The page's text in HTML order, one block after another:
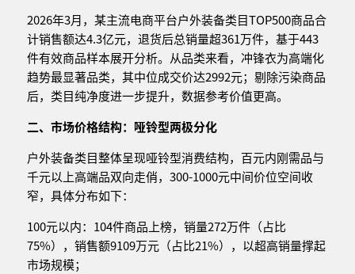
2026年3月，某主流电商平台户外装备类目TOP500商品合
计销售额达4.3亿元，退货后总销量超361万件，基于443
件有效商品样本展开分析。从品类来看，冲锋衣为高端化
趋势最显著品类，其中位成交价达2992元；剔除污染商品
后，类目纯净度进一步提升，数据参考价值更高。
二、市场价格结构：哑铃型两极分化
户外装备类目整体呈现哑铃型消费结构，百元内刚需品与
千元以上高端品双向走俏，300-1000元中间价位空间收
窄，具体分布如下：
100元以内：104件商品上榜，销量272万件（占比
75%），销售额9109万元（占比21%），以超高销量撑起
市场规模；